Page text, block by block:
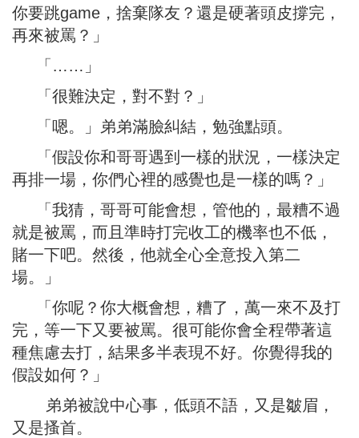
你要跳game，捨棄隊友？還是硬著頭皮撐完，
再來被罵？」
「……」
「很難決定，對不對？」
「嗯。」弟弟滿臉糾結，勉強點頭。
「假設你和哥哥遇到一樣的狀況，一樣決定
再排一場，你們心裡的感覺也是一樣的嗎？」
「我猜，哥哥可能會想，管他的，最糟不過
就是被罵，而且準時打完收工的機率也不低，
賭一下吧。然後，他就全心全意投入第二
場。」
「你呢？你大概會想，糟了，萬一來不及打
完，等一下又要被罵。很可能你會全程帶著這
種焦慮去打，結果多半表現不好。你覺得我的
假設如何？」
弟弟被說中心事，低頭不語，又是皺眉，
又是搔首。